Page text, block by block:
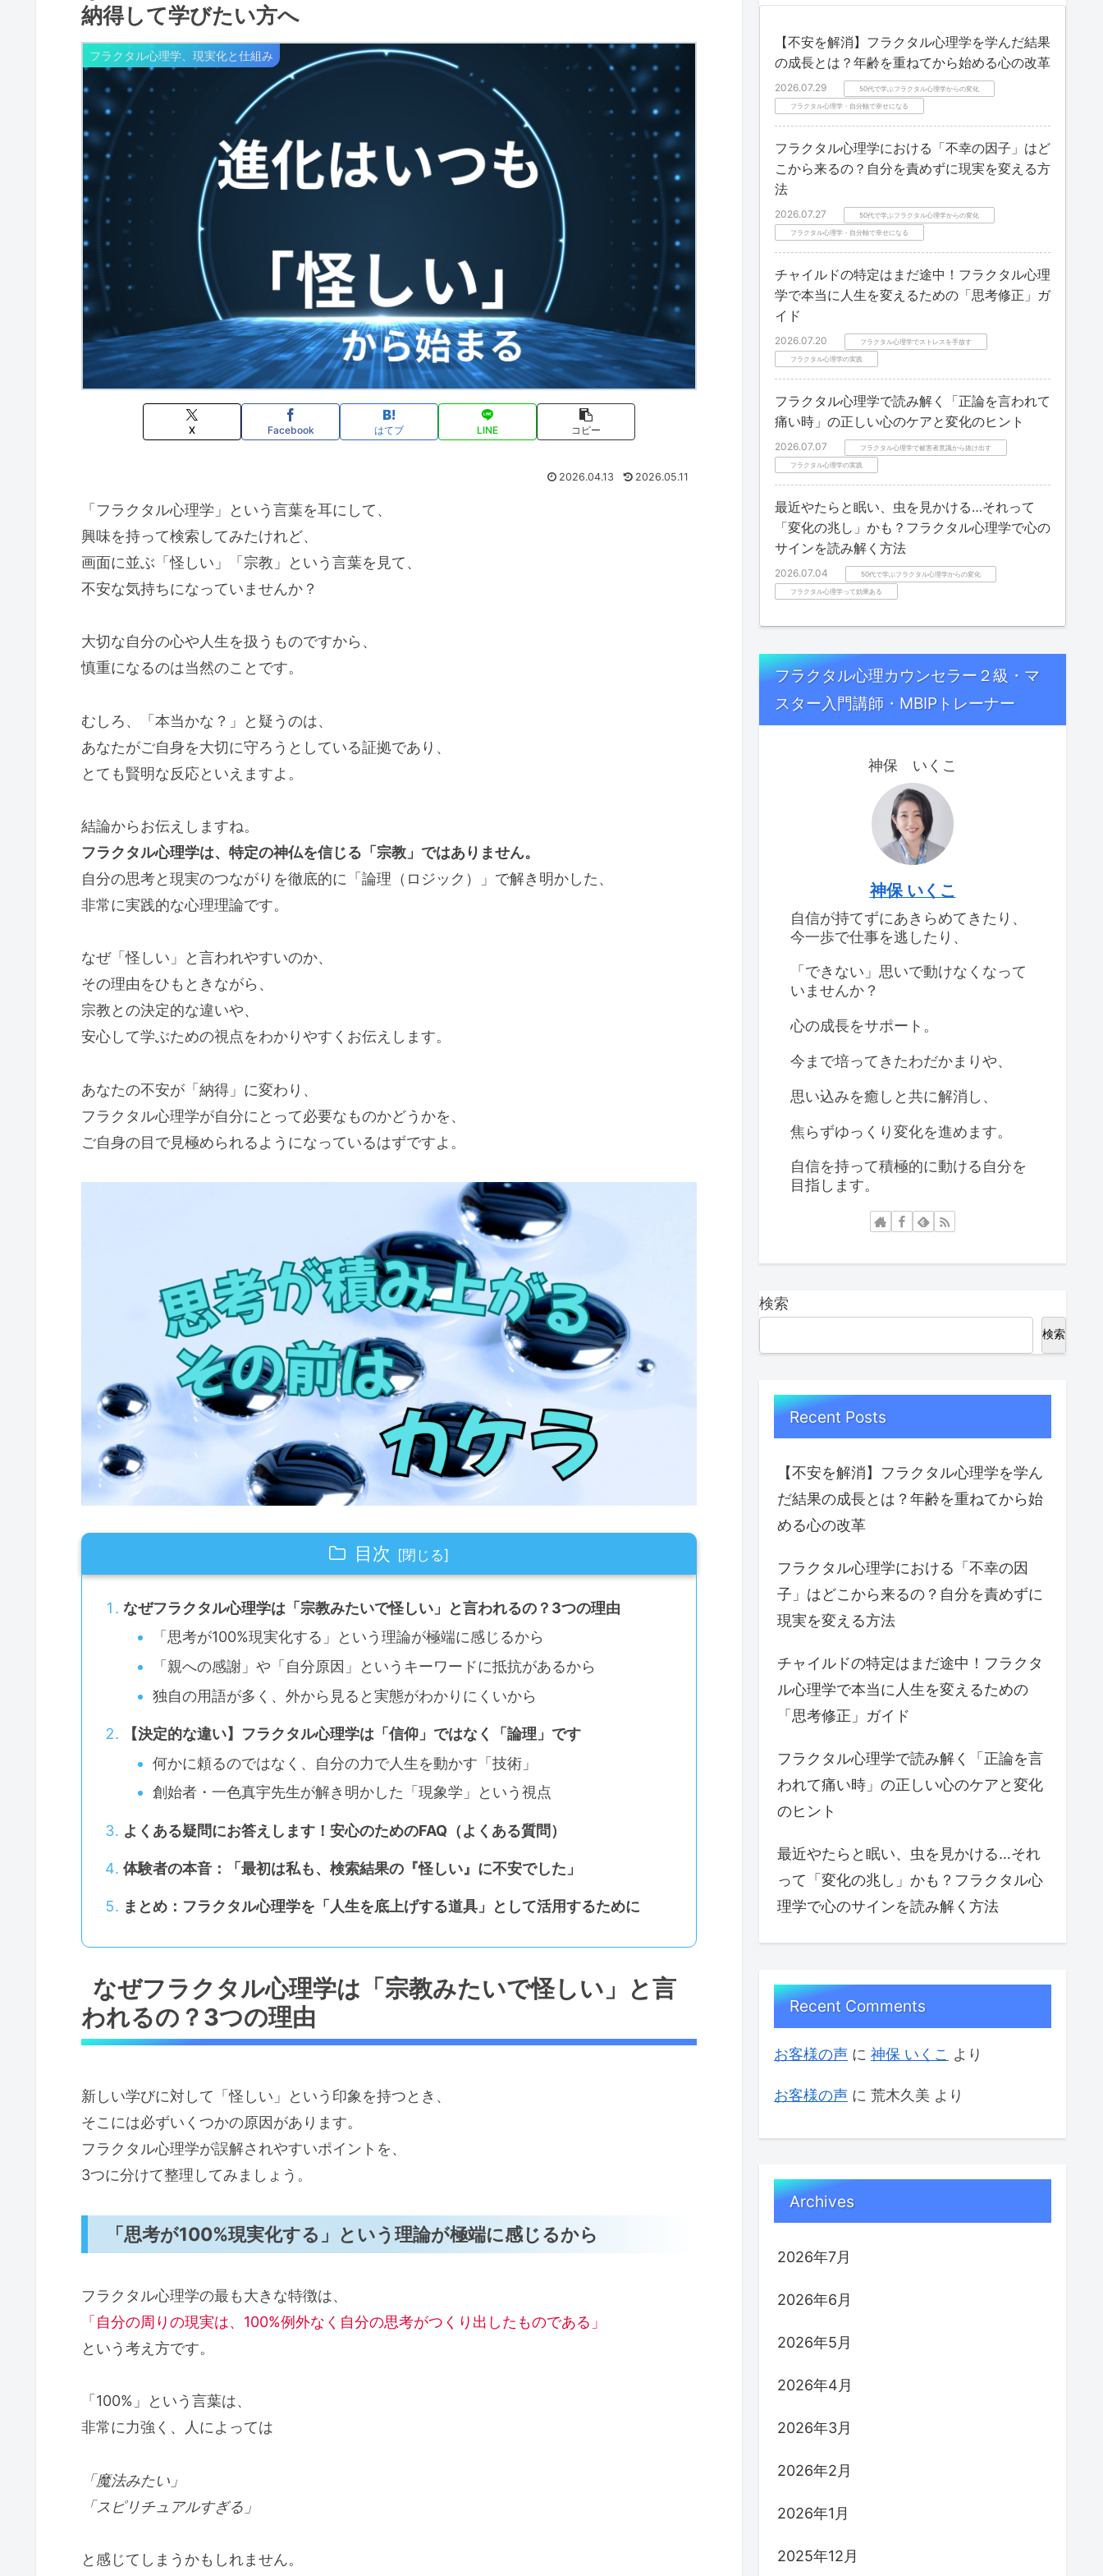
納得して学びたい方へ
フラクタル心理学、現実化と仕組み
X Facebook はてブ LINE コピー
2026.04.13 2026.05.11
「フラクタル心理学」という言葉を耳にして、
興味を持って検索してみたけれど、
画面に並ぶ「怪しい」「宗教」という言葉を見て、
不安な気持ちになっていませんか？
大切な自分の心や人生を扱うものですから、
慎重になるのは当然のことです。
むしろ、「本当かな？」と疑うのは、
あなたがご自身を大切に守ろうとしている証拠であり、
とても賢明な反応といえますよ。
結論からお伝えしますね。
フラクタル心理学は、特定の神仏を信じる「宗教」ではありません。
自分の思考と現実のつながりを徹底的に「論理（ロジック）」で解き明かした、
非常に実践的な心理理論です。
なぜ「怪しい」と言われやすいのか、
その理由をひもときながら、
宗教との決定的な違いや、
安心して学ぶための視点をわかりやすくお伝えします。
あなたの不安が「納得」に変わり、
フラクタル心理学が自分にとって必要なものかどうかを、
ご自身の目で見極められるようになっているはずですよ。
目次
なぜフラクタル心理学は「宗教みたいで怪しい」と言われるの？3つの理由
「思考が100%現実化する」という理論が極端に感じるから
「親への感謝」や「自分原因」というキーワードに抵抗があるから
独自の用語が多く、外から見ると実態がわかりにくいから
【決定的な違い】フラクタル心理学は「信仰」ではなく「論理」です
何かに頼るのではなく、自分の力で人生を動かす「技術」
創始者・一色真宇先生が解き明かした「現象学」という視点
よくある疑問にお答えします！安心のためのFAQ（よくある質問）
体験者の本音：「最初は私も、検索結果の『怪しい』に不安でした」
まとめ：フラクタル心理学を「人生を底上げする道具」として活用するために
なぜフラクタル心理学は「宗教みたいで怪しい」と言
われるの？3つの理由
新しい学びに対して「怪しい」という印象を持つとき、
そこには必ずいくつかの原因があります。
フラクタル心理学が誤解されやすいポイントを、
3つに分けて整理してみましょう。
「思考が100%現実化する」という理論が極端に感じるから
フラクタル心理学の最も大きな特徴は、
「自分の周りの現実は、100%例外なく自分の思考がつくり出したものである」
という考え方です。
「100%」という言葉は、
非常に力強く、人によっては
「魔法みたい」
「スピリチュアルすぎる」
と感じてしまうかもしれません。
【不安を解消】フラクタル心理学を学んだ結果
の成長とは？年齢を重ねてから始める心の改革
2026.07.29 50代で学ぶフラクタル心理学からの変化
フラクタル心理学・自分軸で幸せになる
フラクタル心理学における「不幸の因子」はど
こから来るの？自分を責めずに現実を変える方
法
2026.07.27 50代で学ぶフラクタル心理学からの変化
フラクタル心理学・自分軸で幸せになる
チャイルドの特定はまだ途中！フラクタル心理
学で本当に人生を変えるための「思考修正」ガ
イド
2026.07.20 フラクタル心理学でストレスを手放す
フラクタル心理学の実践
フラクタル心理学で読み解く「正論を言われて
痛い時」の正しい心のケアと変化のヒント
2026.07.07 フラクタル心理学で被害者意識から抜け出す
フラクタル心理学の実践
最近やたらと眠い、虫を見かける…それって
「変化の兆し」かも？フラクタル心理学で心の
サインを読み解く方法
2026.07.04 50代で学ぶフラクタル心理学からの変化
フラクタル心理学って効果ある
フラクタル心理カウンセラー２級・マ
スター入門講師・MBIPトレーナー
神保 いくこ
神保 いくこ
自信が持てずにあきらめてきたり、
今一歩で仕事を逃したり、
「できない」思いで動けなくなって
いませんか？
心の成長をサポート。
今まで培ってきたわだかまりや、
思い込みを癒しと共に解消し、
焦らずゆっくり変化を進めます。
自信を持って積極的に動ける自分を
目指します。
検索
検索
Recent Posts
【不安を解消】フラクタル心理学を学ん
だ結果の成長とは？年齢を重ねてから始
める心の改革
フラクタル心理学における「不幸の因
子」はどこから来るの？自分を責めずに
現実を変える方法
チャイルドの特定はまだ途中！フラクタ
ル心理学で本当に人生を変えるための
「思考修正」ガイド
フラクタル心理学で読み解く「正論を言
われて痛い時」の正しい心のケアと変化
のヒント
最近やたらと眠い、虫を見かける…それ
って「変化の兆し」かも？フラクタル心
理学で心のサインを読み解く方法
Recent Comments
お客様の声 に 神保 いくこ より
お客様の声 に 荒木久美 より
Archives
2026年7月
2026年6月
2026年5月
2026年4月
2026年3月
2026年2月
2026年1月
2025年12月